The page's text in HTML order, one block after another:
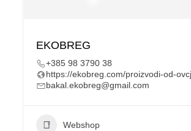
EKOBREG
+385 98 3790 38
https://ekobreg.com/proizvodi-od-
bakal.ekobreg@gmail.com
Webshop